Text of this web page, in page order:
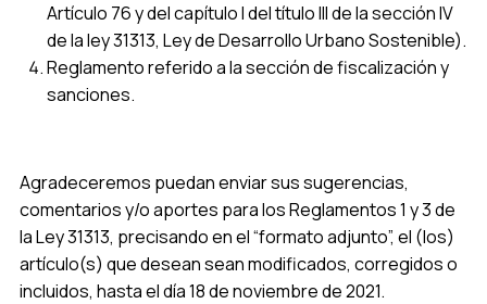
Artículo 76 y del capítulo I del título III de la sección IV
de la ley 31313, Ley de Desarrollo Urbano Sostenible).
Reglamento referido a la sección de fiscalización y
sanciones.
Agradeceremos puedan enviar sus sugerencias,
comentarios y/oaportes para los Reglamentos 1 y 3 de
la Ley 31313, precisando en el “formato adjunto”, el (los)
artículo(s) que desean sean modificados, corregidos o
incluidos, hasta el día 18 de noviembre de 2021.